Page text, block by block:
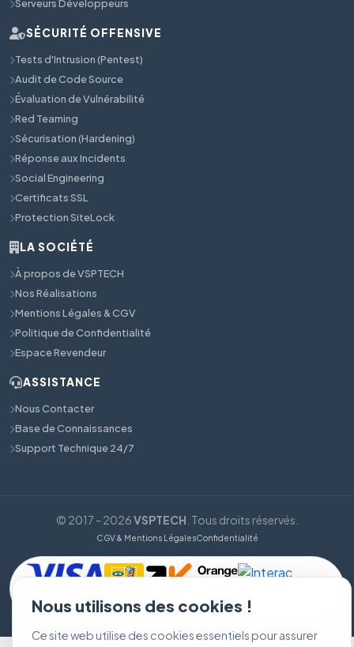
Serveurs Développeurs
SÉCURITÉ OFFENSIVE
Tests d'Intrusion (Pentest)
Audit de Code Source
Évaluation de Vulnérabilité
Red Teaming
Sécurisation (Hardening)
Réponse aux Incidents
Social Engineering
Certificats SSL
Protection SiteLock
LA SOCIÉTÉ
À propos de VSPTECH
Nos Réalisations
Mentions Légales & CGV
Politique de Confidentialité
Espace Revendeur
ASSISTANCE
Nous Contacter
Base de Connaissances
Support Technique 24/7
© 2017 - 2026VSPTECH . Tous droits réservés.
CGV & Mentions LégalesConfidentialité
Nous utilisons des cookies !
Ce site web utilise des cookies essentiels pour assurer